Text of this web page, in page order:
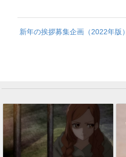
新年の挨拶募集企画（2022年版）